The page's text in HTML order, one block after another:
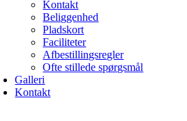
Kontakt
Beliggenhed
Pladskort
Faciliteter
Afbestillingsregler
Ofte stillede spørgsmål
Galleri
Kontakt